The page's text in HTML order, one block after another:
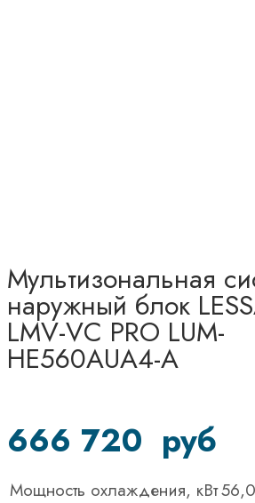
Мультизональная
наружный блок
LMV-VC PRO LUM-
HE560AUA4-A
666 720 руб
Мощность охлаждения, кВт